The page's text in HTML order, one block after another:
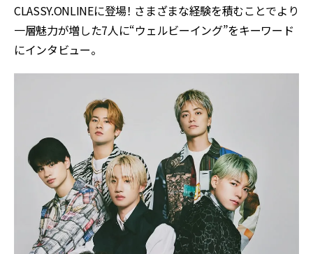
CLASSY.ONLINEに登場！ さまざまな経験を積むことでより
一層魅力が増した7人に“ウェルビーイング”をキーワード
にインタビュー。